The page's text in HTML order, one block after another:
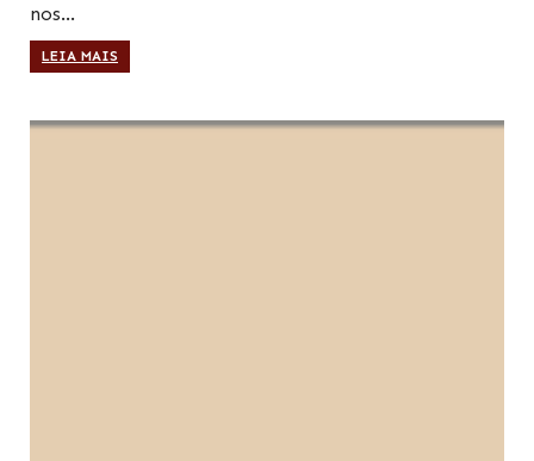
nos…
LEIA MAIS